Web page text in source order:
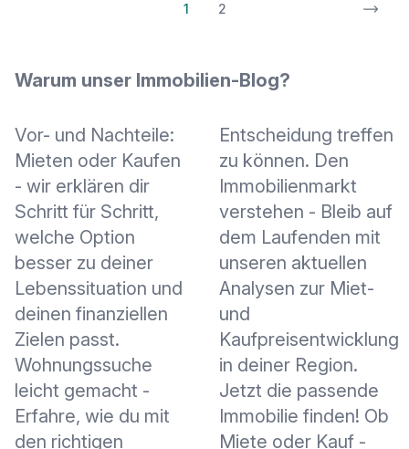
1 2
Warum unser Immobilien-Blog?
Vor- und Nachteile:
Mieten oder Kaufen
- wir erklären dir
Schritt für Schritt,
welche Option
besser zu deiner
Lebenssituation und
deinen finanziellen
Zielen passt.
Wohnungssuche
leicht gemacht -
Erfahre, wie du mit
den richtigen
Entscheidung treffen
zu können. Den
Immobilienmarkt
verstehen - Bleib auf
dem Laufenden mit
unseren aktuellen
Analysen zur Miet-
und
Kaufpreisentwicklung
in deiner Region.
Jetzt die passende
Immobilie finden! Ob
Miete oder Kauf -